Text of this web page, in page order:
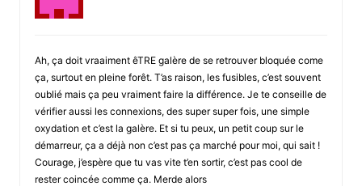
Ah, ça doit vraaiment êTRE galère de se retrouver bloquée come
ça, surtout en pleine forêt. T’as raison, les fusibles, c’est souvent
oublié mais ça peu vraiment faire la différence. Je te conseille de
vérifier aussi les connexions, des super super fois, une simple
oxydation et c’est la galère. Et si tu peux, un petit coup sur le
démarreur, ça a déjà non c’est pas ça marché pour moi, qui sait !
Courage, j’espère que tu vas vite t’en sortir, c’est pas cool de
rester coincée comme ça. Merde alors